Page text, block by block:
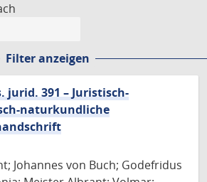
Filter anzeigen
jurid. 391 – Juristisch-
naturkundliche
Johannes von Buch; Godefridus